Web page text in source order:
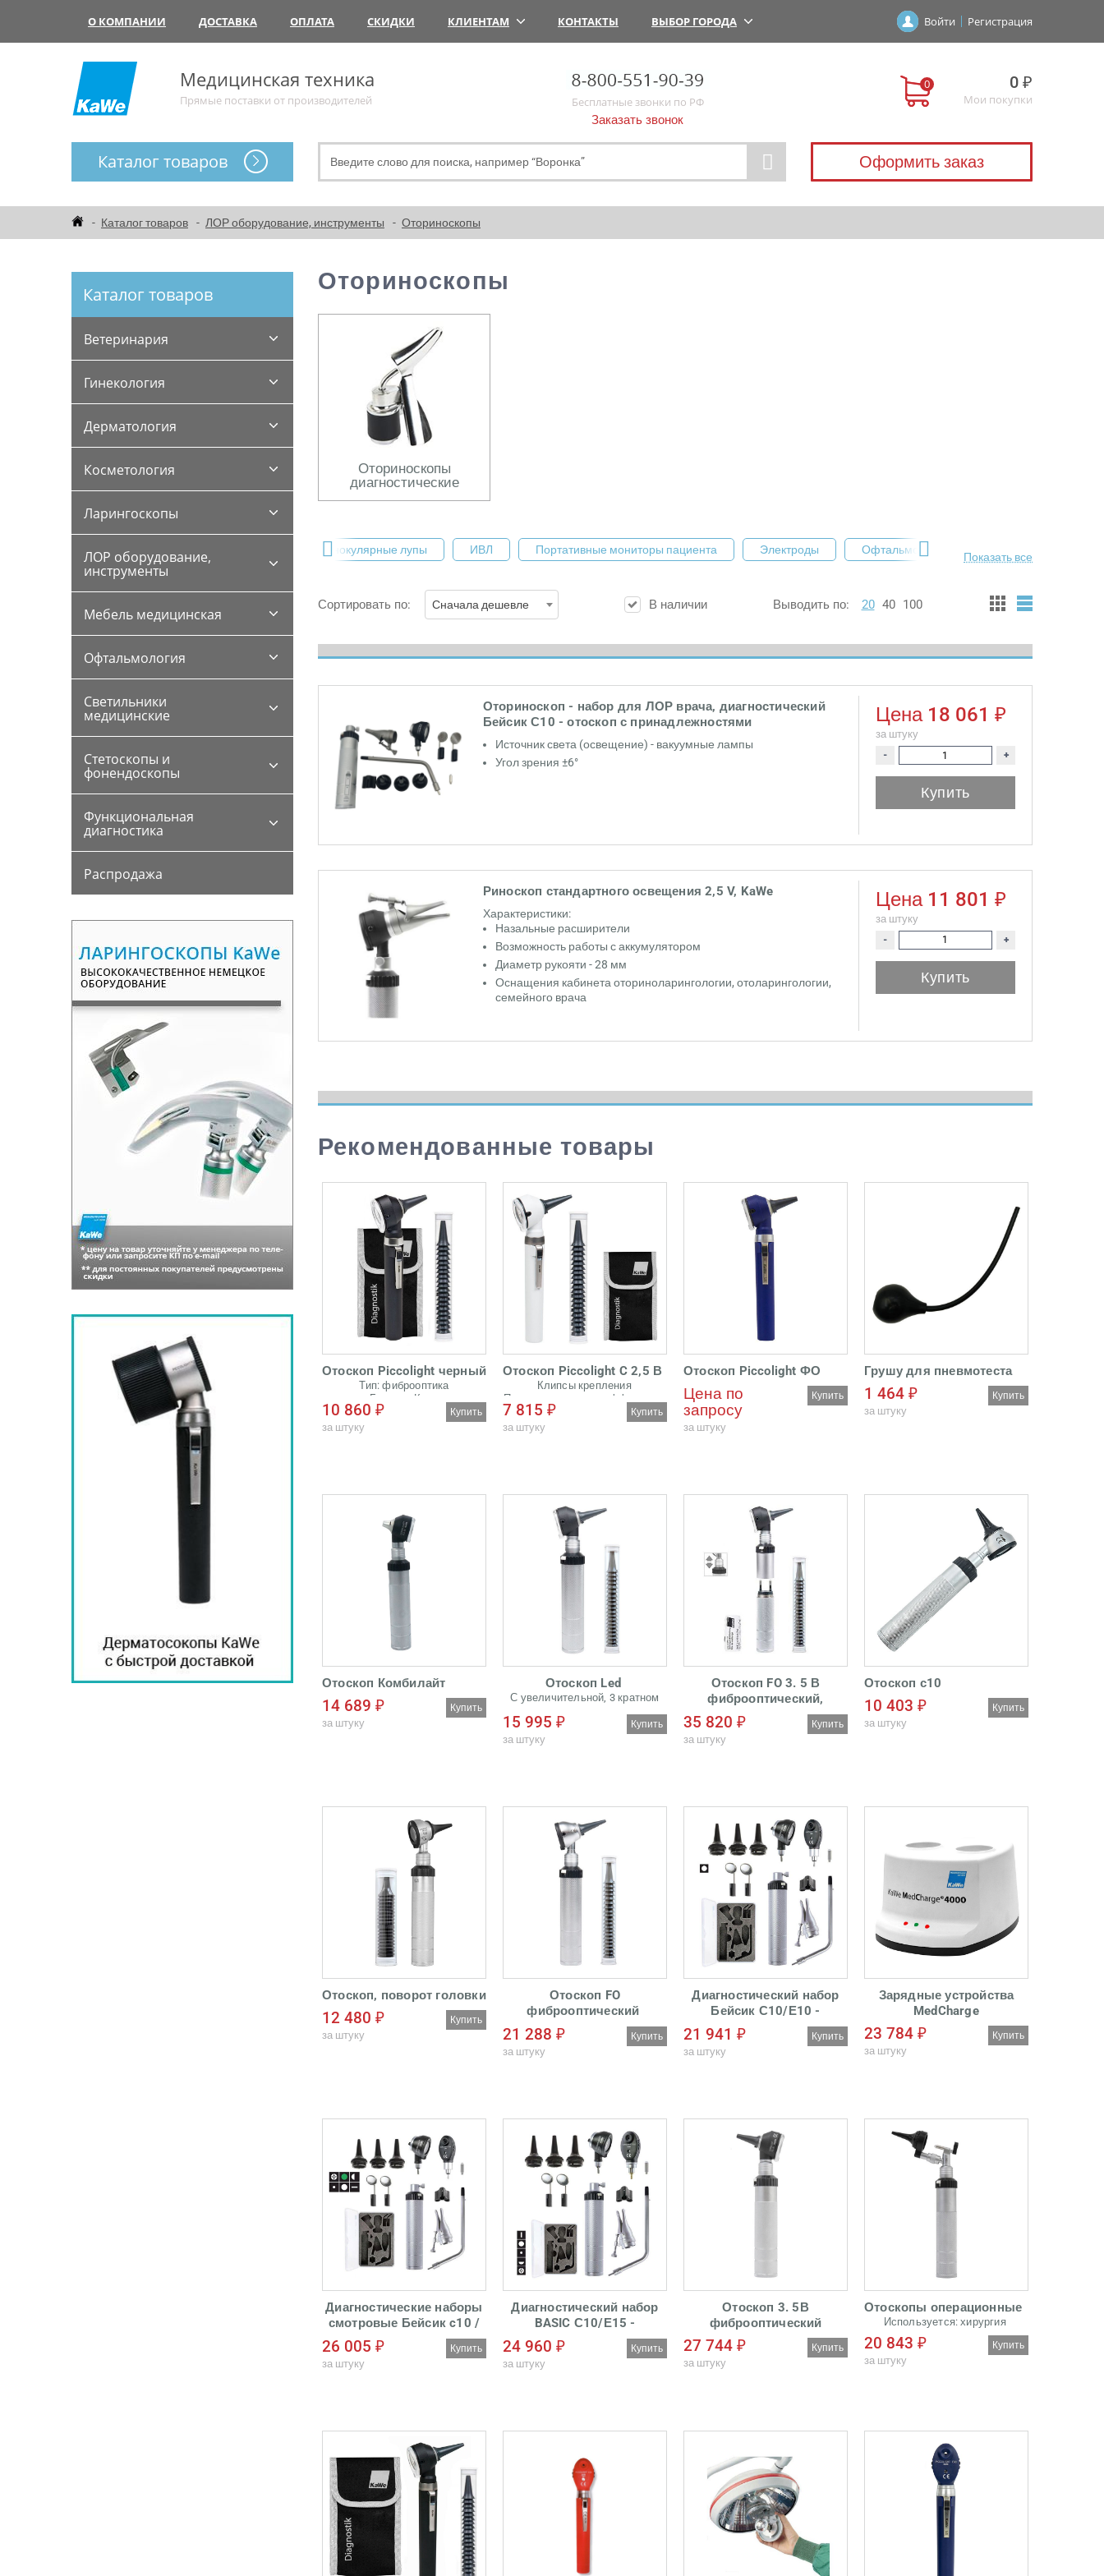
О КОМПАНИИ ДОСТАВКА ОПЛАТА СКИДКИ КЛИЕНТАМ КОНТАКТЫ ВЫБОР ГОРОДА Войти Регистрация
Медицинская техника
Прямые поставки от производителей
Бесплатные звонки по РФ
Заказать звонок
0 ₽
Мои покупки
Каталог товаров Оформить заказ
Каталог товаров ЛОР оборудование, инструменты Оториноскопы
Каталог товаров
Ветеринария
Гинекология
Дерматология
Косметология
Ларингоскопы
ЛОР оборудование,
инструменты
Мебель медицинская
Офтальмология
Светильники
медицинские
Стетоскопы и
фонендоскопы
Функциональная
диагностика
Распродажа
Оториноскопы
Оториноскопы
диагностические
все модели Бинокулярные лупы ИВЛ Портативные мониторы пациента Электроды Офтальмологические фонарики
Показать все
Сортировать по: Сначала дешевле В наличии Выводить по: 20 40 100
Оториноскоп - набор для ЛОР врача, диагностический
Бейсик С10 - отоскоп с принадлежностями
Источник света (освещение) - вакуумные лампы
Угол зрения ±6°
Цена 18 061 ₽
за штуку
- +
Купить
Риноскоп стандартного освещения 2,5 V, KaWe
Характеристики:
Назальные расширители
Возможность работы с аккумулятором
Диаметр рукояти - 28 мм
Оснащения кабинета оториноларингологии, отоларингологии,
семейного врача
Цена 11 801 ₽
за штуку
- +
Купить
Рекомендованные товары
Отоскоп Piccolight черный
Тип: фиброоптика
Бренды: Каве
поворотная лупа
10 860 ₽
за штуку
Купить
Отоскоп Piccolight C 2,5 В
Клипсы крепления
Подключаемые инсуффляторы
7 815 ₽
за штуку
Купить
Отоскоп Piccolight ФО
Цена по
запросу
за штуку
Купить
Грушу для пневмотеста
1 464 ₽
за штуку
Купить
Отоскоп Комбилайт
14 689 ₽
за штуку
Купить
Отоскоп Led
С увеличительной, 3 кратном
Наличие реостата для
регулировки яркости
15 995 ₽
за штуку
Купить
Отоскоп FO 3. 5 В
фиброоптический,
зарядка от сети
35 820 ₽
за штуку
Купить
Отоскоп с10
10 403 ₽
за штуку
Купить
Отоскоп, поворот головки
12 480 ₽
за штуку
Купить
Отоскоп FO
фиброоптический
Питания от батареек (не в
комплекте)
21 288 ₽
за штуку
Купить
Диагностический набор
Бейсик С10/Е10 -
Отоскоп с
принадлежностями
Лампа: вакумная
спиртовые растворы,
автоклавируемый частично.
Прибор для визуального
осмотра лор органов (носовых
пазух), после хирургических
операций, рядового осмотра
Возможность проведение
21 941 ₽
за штуку
Купить
Зарядные устройства
MedCharge
23 784 ₽
за штуку
Купить
Диагностические наборы
смотровые Бейсик c10 /
Е16 - Оториноскоп с
принадлежностями
26 005 ₽
за штуку
Купить
Диагностический набор
BASIC С10/Е15 -
Оториноскоп с
принадлежностями
24 960 ₽
за штуку
Купить
Отоскоп 3. 5В
фиброоптический
27 744 ₽
за штуку
Купить
Отоскопы операционные
Используется: хирургия
20 843 ₽
за штуку
Купить